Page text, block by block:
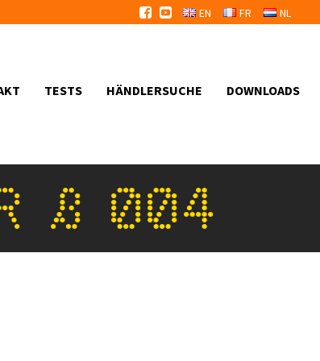
EN FR NL
TESTS HÄNDLERSUCHE DOWNLOADS
– 004